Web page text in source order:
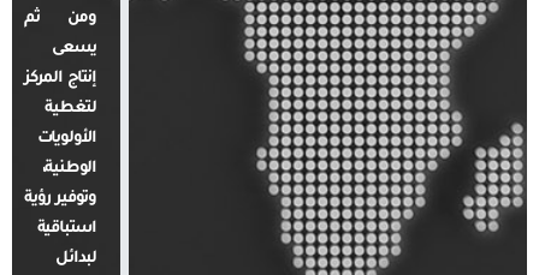
ومن ثم
يسعى
إنتاج المركز
لتغطية
الأولويات
الوطنية،
وتوفير رؤية
استباقية
لبدائل